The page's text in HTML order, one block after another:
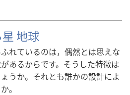
地球
れているのは，偶然とは思えな
あるからです。そうした特徴は
うか。それとも誰かの設計によ
。